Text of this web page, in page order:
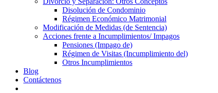
Disolución de Condominio
Régimen Económico Matrimonial
Modificación de Medidas (de Sentencia)
Acciones frente a Incumplimientos/ Impagos
Pensiones (Impago de)
Régimen de Visitas (Incumplimiento del)
Otros Incumplimientos
Blog
Contáctenos